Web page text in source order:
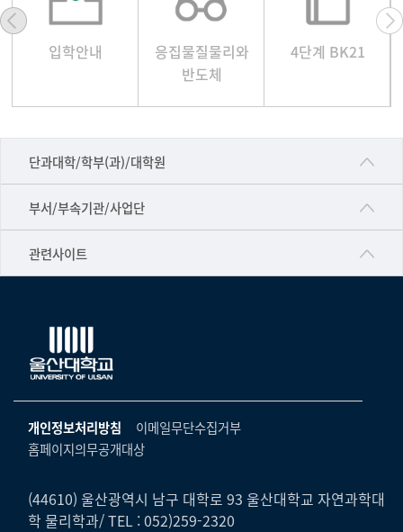
입학안내
응집물질물리와
반도체
4단계 BK21
단과대학/학부(과)/대학원
■인문대학
▷국어국문학부
▷일본어·일본학과
▷프랑스어·프랑스학과
▷스페인·중남미학과
▷철학·상담학과
■사회과학대학
▷사회과학부
부서/부속기관/사업단
공동기기센터
공학교육혁신센터
국제교류처
기초과학연구소
물리BK 미래혁신응집물질물리인재교육연구단
미래기술혁신융합형인재양성센터
관련사이트
건강가정지원센터
교수협의회
노동조합
생명윤리위원회
온라인 기술거래 플랫폼
울산대신문
울산대학교병원
개인정보처리방침
이메일무단수집거부
홈페이지의무공개대상
(44610) 울산광역시 남구 대학로 93 울산대학교 자연과학대
학 물리학과/ TEL : 052)259-2320